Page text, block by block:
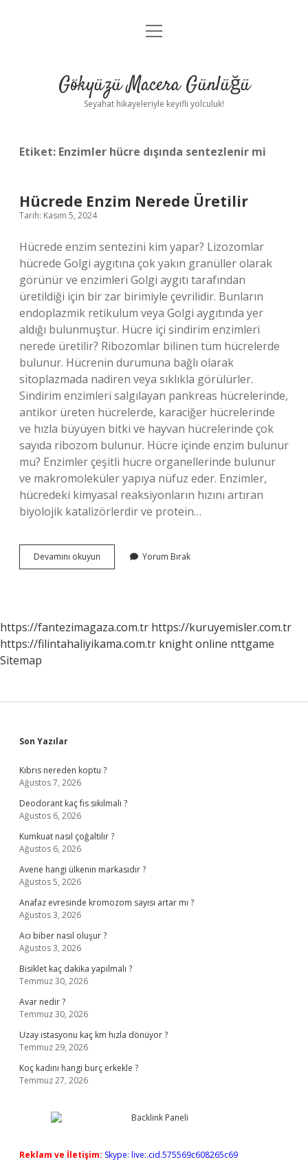
Anasayfa
Yasal Uyarı
menüyü
Gökyüzü Macera Günlüğü
Seyahat hikayeleriyle keyifli yolculuk!
Etiket: Enzimler hücre dışında sentezlenir mi
Hücrede Enzim Nerede Üretilir
Tarih: Kasım 5, 2024
Hücrede enzim sentezini kim yapar? Lizozomlar
hücrede Golgi aygıtına çok yakın granüller olarak
görünür ve enzimleri Golgi aygıtı tarafından
üretildiği için bir zar birimiyle çevrilidir. Bunların
endoplazmik retikulum veya Golgi aygıtında yer
aldığı bulunmuştur. Hücre içi sindirim enzimleri
nerede üretilir? Ribozomlar bilinen tüm hücrelerde
bulunur. Hücrenin durumuna bağlı olarak
sitoplazmada nadiren veya sıklıkla görülürler.
Sindirim enzimleri salgılayan pankreas hücrelerinde,
antikor üreten hücrelerde, karaciğer hücrelerinde
ve hızla büyüyen bitki ve hayvan hücrelerinde çok
sayıda ribozom bulunur. Hücre içinde enzim bulunur
mu? Enzimler çeşitli hücre organellerinde bulunur
ve makromoleküler yapıya nüfuz eder. Enzimler,
hücredeki kimyasal reaksiyonların hızını artıran
biyolojik katalizörlerdir ve protein…
Devamını okuyun Hücrede
Enzim
Yorum Bırak
https://fantezimagaza.com.tr https://kuruyemisler.com.tr
https://filintahaliyikama.com.tr knight online nttgame
Sitemap
Sidebar
Son Yazılar
Kıbrıs nereden koptu ?
Ağustos 7, 2026
Deodorant kaç fıs sıkılmalı ?
Ağustos 6, 2026
Kumkuat nasıl çoğaltılır ?
Ağustos 6, 2026
Avene hangi ülkenin markasıdır ?
Ağustos 5, 2026
Anafaz evresinde kromozom sayısı artar mı ?
Ağustos 3, 2026
Acı biber nasıl oluşur ?
Ağustos 3, 2026
Bisiklet kaç dakika yapılmalı ?
Temmuz 30, 2026
Avar nedir ?
Temmuz 30, 2026
Uzay istasyonu kaç km hızla dönüyor ?
Temmuz 29, 2026
Koç kadını hangi burç erkekle ?
Temmuz 27, 2026
Reklam ve İletişim: Skype: live:.cid.575569c608265c69